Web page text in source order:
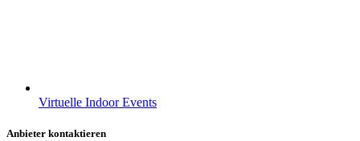
Virtuelle Indoor Events
Anbieter kontaktieren